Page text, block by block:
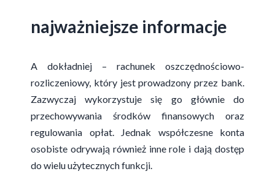
najważniejsze informacje
A dokładniej – rachunek oszczędnościowo-
rozliczeniowy, który jest prowadzony przez bank.
Zazwyczaj wykorzystuje się go głównie do
przechowywania środków finansowych oraz
regulowania opłat. Jednak współczesne konta
osobiste odrywają również inne role i dają dostęp
do wielu użytecznych funkcji.